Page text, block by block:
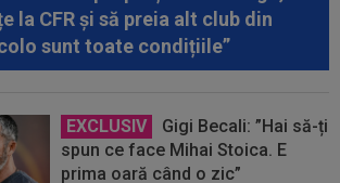
la CFR și să preia alt club din
sunt toate condițiile”
EXCLUSIV
Gigi Becali: ”Hai să-ți
spun ce face Mihai Stoica. E
prima oară când o zic”